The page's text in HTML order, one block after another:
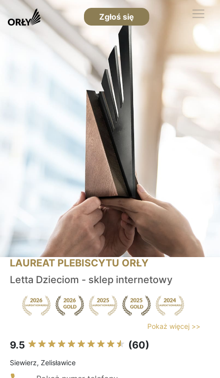
Zgłoś się
LAUREAT PLEBISCYTU ORŁY
Letta Dzieciom - sklep internetowy
Pokaż więcej >>
9.5 (60)
Siewierz, Zelisławice